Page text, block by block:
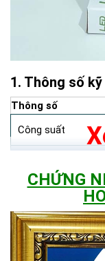
Thông số kỹ
Thông số
Công suất
Hiệu suất
Chip LED
Chỉ số hoàn màu
CHỨNG